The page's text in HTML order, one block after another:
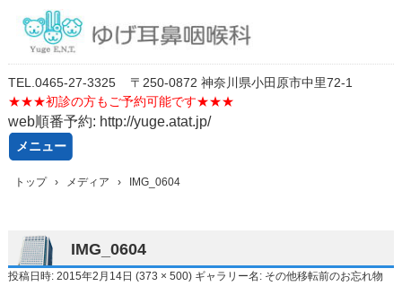
TEL. 0465-27-3325
〒250-0872 神奈川県小田原市中里72-1
★★★初診の方もご予約可能です★★★
web順番予約: http://yuge.atat.jp/
メニュー
ス
トップ › メディア › IMG_0604
IMG_0604
投稿日時: 2015年2月14日 (373 × 500) ギャラリー名: その他移転前のお忘れ物